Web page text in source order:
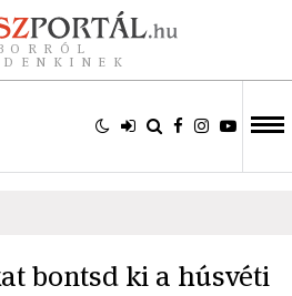
bontsd ki a húsvéti